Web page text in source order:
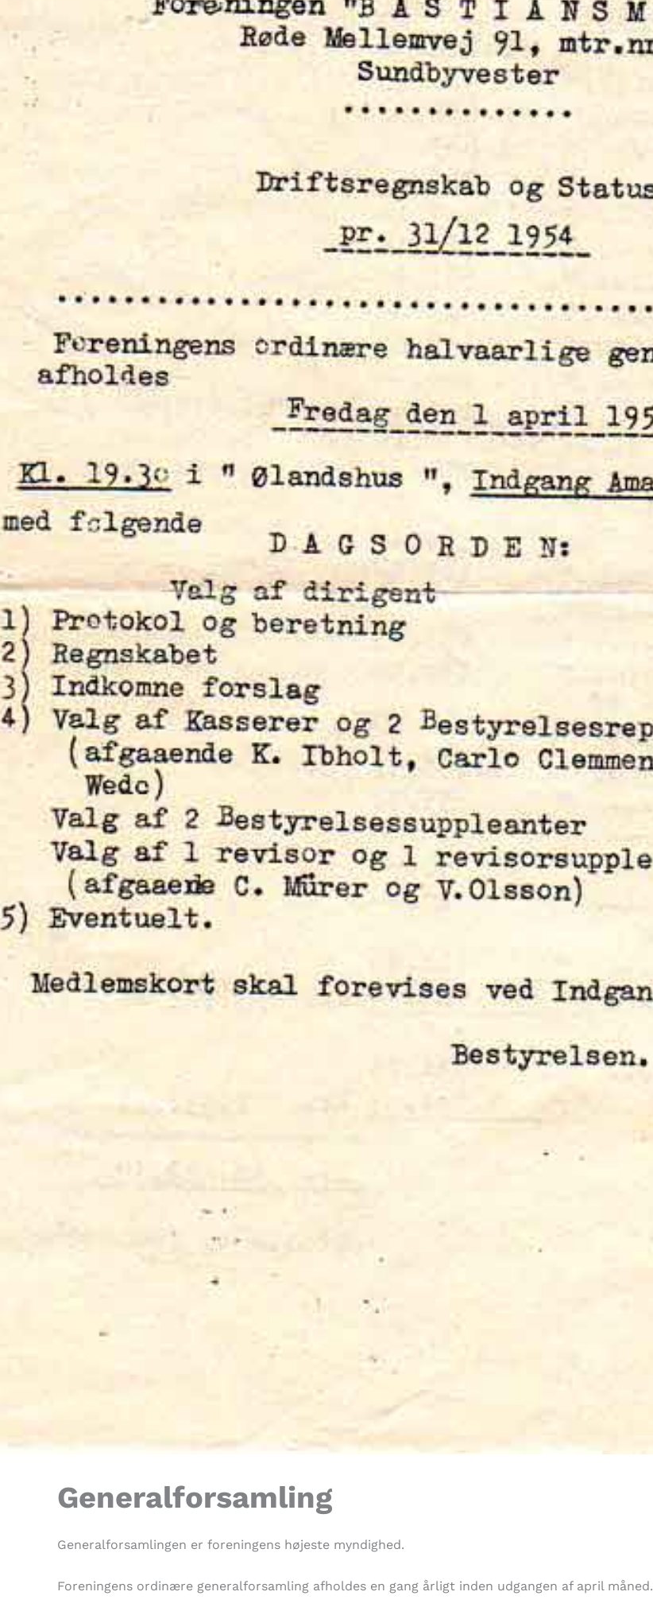
Generalforsamling
Generalforsamlingen er foreningens højeste myndighed.
Foreningens ordinære generalforsamling afholdes en gang årligt inden udgangen af april måned.